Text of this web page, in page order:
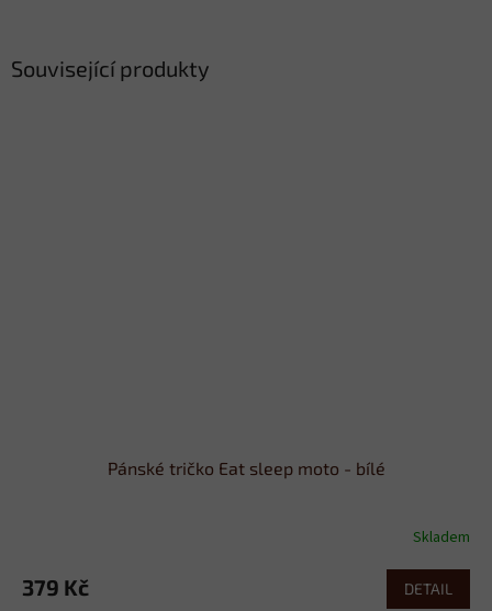
Související produkty
Pánské tričko Eat sleep moto - bílé
Skladem
379 Kč DETAIL